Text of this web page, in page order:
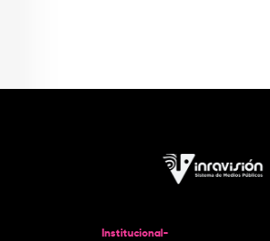
Institucional-